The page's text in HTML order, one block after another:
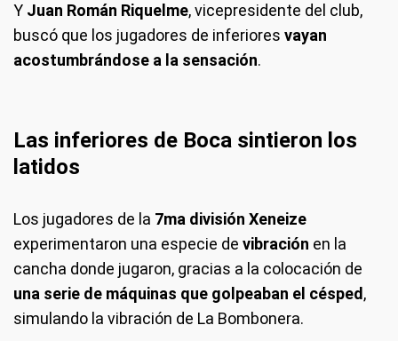
Y Juan Román Riquelme, vicepresidente del club,
buscó que los jugadores de inferiores vayan
acostumbrándose a la sensación.
Las inferiores de Boca sintieron los
latidos
Los jugadores de la 7ma división Xeneize
experimentaron una especie de vibración en la
cancha donde jugaron, gracias a la colocación de
una serie de máquinas que golpeaban el césped,
simulando la vibración de La Bombonera.